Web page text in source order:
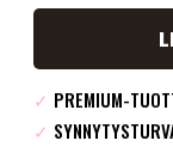
✓ PREMIUM-
✓